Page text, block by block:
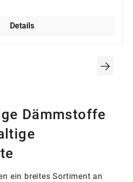
Details
Dämmstoffe
ein breites Sortiment an